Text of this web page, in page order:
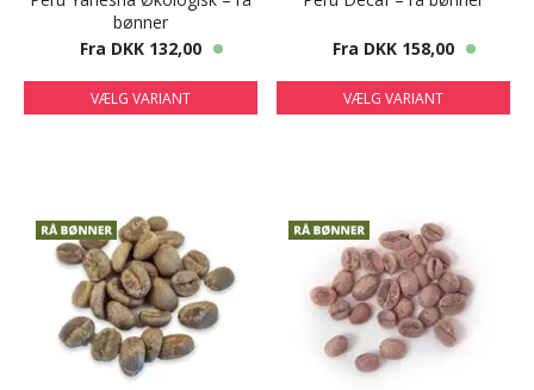
bønner
Fra DKK 132,00
VÆLG VARIANT
Fra DKK 158,00
VÆLG VARIANT